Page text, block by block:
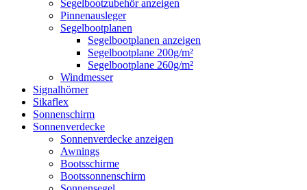
Segelbootzubehör anzeigen
Pinnenausleger
Segelbootplanen
Segelbootplanen anzeigen
Segelbootplane 200g/m²
Segelbootplane 260g/m²
Windmesser
Signalhörner
Sikaflex
Sonnenschirm
Sonnenverdecke
Sonnenverdecke anzeigen
Awnings
Bootsschirme
Bootssonnenschirm